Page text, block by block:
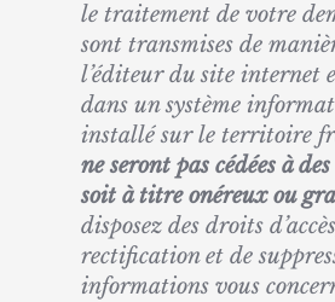
le traitement de votre
sont transmises de
l’éditeur du site internet
dans un système
installé sur le territoire
ne seront pas cédées à
soit à titre onéreux ou
disposez des droits
rectification et de
informations vous